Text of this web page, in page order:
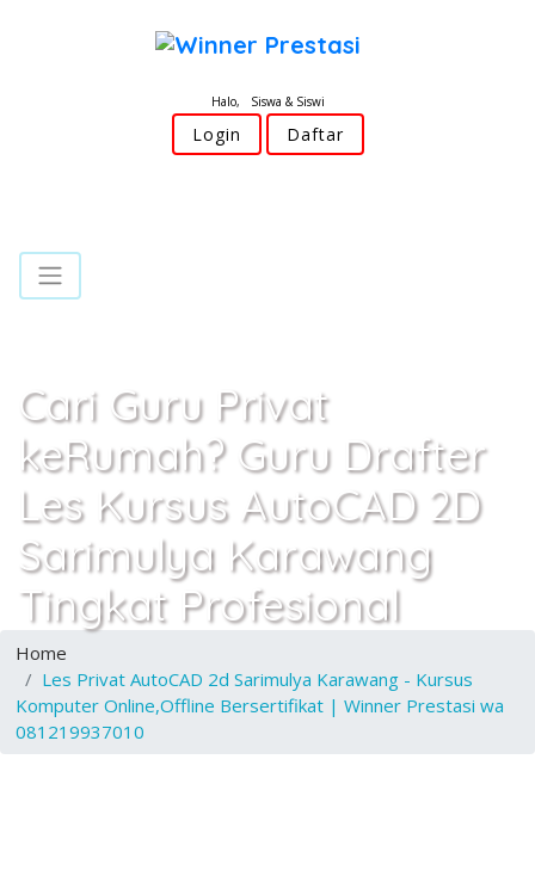
Halo, Siswa & Siswi
Login Daftar
Cari Guru Privat
keRumah? Guru Drafter
Les Kursus AutoCAD 2D
Sarimulya Karawang
Tingkat Profesional
Home
Les Privat AutoCAD 2d Sarimulya Karawang - Kursus
Komputer Online,Offline Bersertifikat | Winner Prestasi wa
081219937010